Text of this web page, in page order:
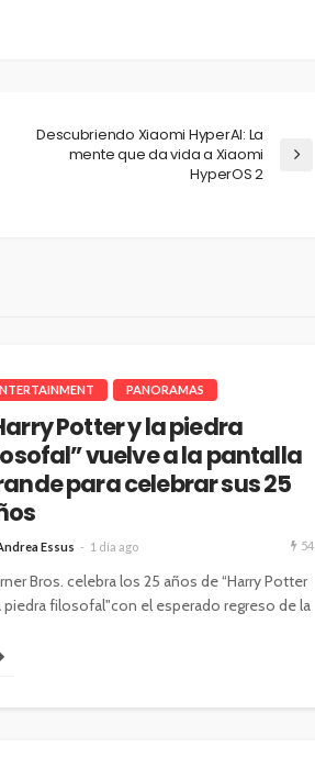
Descubriendo Xiaomi HyperAI: La
mente que da vida a Xiaomi
HyperOS 2
PANORAMAS
Potter y la piedra
vuelve a la pantalla
para celebrar sus 25
Essus 1 día ago 54
Bros. celebra los 25 años de “Harry Potter
piedra filosofal"con el esperado regreso de la